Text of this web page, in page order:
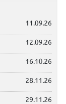
11.09.26
12.09.26
16.10.26
28.11.26
29.11.26